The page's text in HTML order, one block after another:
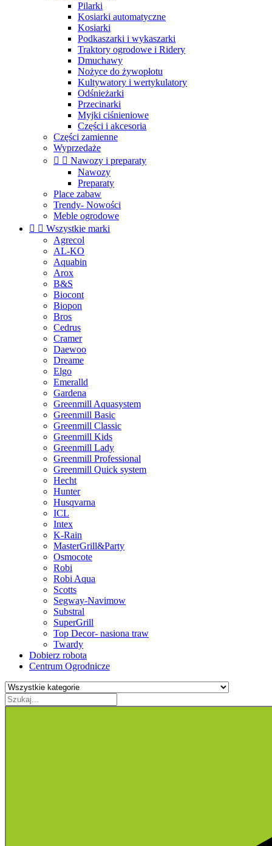
Pilarki
Kosiarki automatyczne
Kosiarki
Podkaszarki i wykaszarki
Traktory ogrodowe i Ridery
Dmuchawy
Nożyce do żywopłotu
Kultywatory i wertykulatory
Odśnieżarki
Przecinarki
Myjki ciśnieniowe
Części i akcesoria
Części zamienne
Wyprzedaże
  Nawozy i preparaty
Nawozy
Preparaty
Place zabaw
Trendy- Nowości
Meble ogrodowe
  Wszystkie marki
Agrecol
AL-KO
Aquabin
Arox
B&S
Biocont
Biopon
Bros
Cedrus
Cramer
Daewoo
Dreame
Elgo
Emeralld
Gardena
Greenmill Aquasystem
Greenmill Basic
Greenmill Classic
Greenmill Kids
Greenmill Lady
Greenmill Professional
Greenmill Quick system
Hecht
Hunter
Husqvarna
ICL
Intex
K-Rain
MasterGrill&Party
Osmocote
Robi
Robi Aqua
Scotts
Segway-Navimow
Substral
SuperGrill
Top Decor- nasiona traw
Twardy
Dobierz robota
Centrum Ogrodnicze